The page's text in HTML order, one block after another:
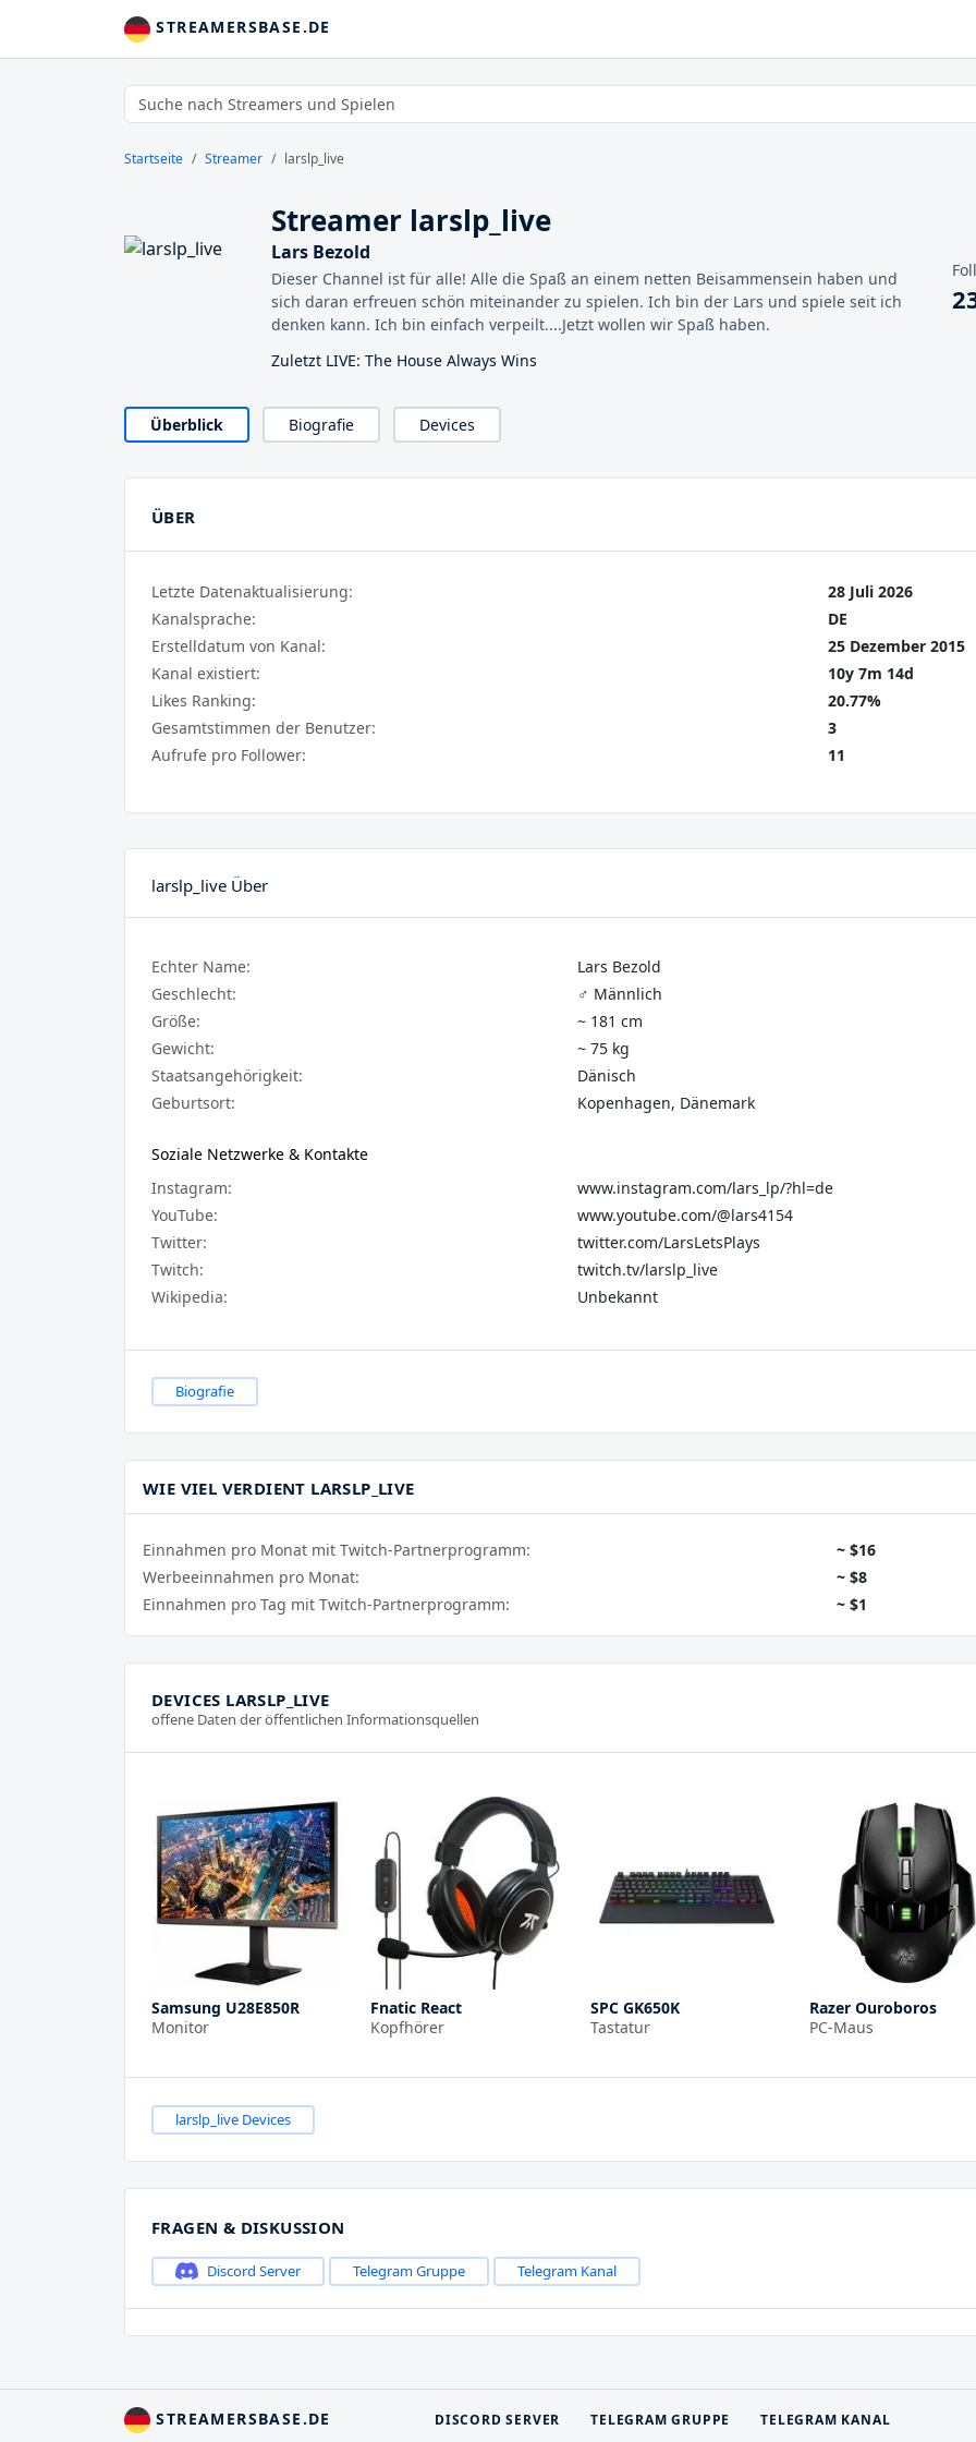
STREAMERSBASE.DE
Startseite Streamer larslp_live
Streamer larslp_live
Lars Bezold
Dieser Channel ist für alle! Alle die Spaß an einem netten Beisammensein haben und
sich daran erfreuen schön miteinander zu spielen. Ich bin der Lars und spiele seit ich
denken kann. Ich bin einfach verpeilt....Jetzt wollen wir Spaß haben.
Zuletzt LIVE: The House Always Wins
Überblick Biografie Devices
ÜBER
Letzte Datenaktualisierung:
28 Juli 2026
Kanalsprache:
DE
Erstelldatum von Kanal:
25 Dezember 2015
Kanal existiert:
10y 7m 14d
Likes Ranking:
20.77%
Gesamtstimmen der Benutzer:
3
Aufrufe pro Follower:
11
larslp_live Über
Echter Name:
Lars Bezold
Geschlecht:
♂️ Männlich
Größe:
~ 181 cm
Gewicht:
~ 75 kg
Staatsangehörigkeit:
Dänisch
Geburtsort:
Kopenhagen, Dänemark
Soziale Netzwerke & Kontakte
Instagram:
www.instagram.com/lars_lp/?hl=de
YouTube:
www.youtube.com/@lars4154
Twitter:
twitter.com/LarsLetsPlays
Twitch:
twitch.tv/larslp_live
Wikipedia:
Unbekannt
Biografie
WIE VIEL VERDIENT LARSLP_LIVE
Einnahmen pro Monat mit Twitch-Partnerprogramm:
~ $16
Werbeeinnahmen pro Monat:
~ $8
Einnahmen pro Tag mit Twitch-Partnerprogramm:
~ $1
DEVICES LARSLP_LIVE
offene Daten der öffentlichen Informationsquellen
Samsung U28E850R
Monitor
Fnatic React
Kopfhörer
SPC GK650K
Tastatur
Razer Ouroboros
PC-Maus
larslp_live Devices
FRAGEN & DISKUSSION
Discord Server Telegram Gruppe Telegram Kanal
STREAMERSBASE.DE DISCORD SERVER TELEGRAM GRUPPE TELEGRAM KANAL